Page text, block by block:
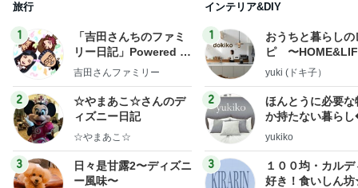
旅行
1
「吉田さんちのファミ
リー日記」Powered b
y Ameba 吉田さんファ
ミリーオフィシャルブ
ログ
吉田さんファミリー
2
☆やまあこ☆さんのデ
ィズニー日記
☆やまあこ☆
3
日々是甘露2〜ディズニ
ー風味〜
インテリア&DIY
1
おうちと暮らしの
ピ 〜
yuki (ドキ子）
2
ほんとうに必要な
か持たない暮ら
ep Life Simple◆
ンテリアのきろく
yukiko
3
１００均・カルデ
好き！食いしん